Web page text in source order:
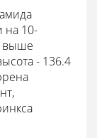
на 10-
выше
- 136.4